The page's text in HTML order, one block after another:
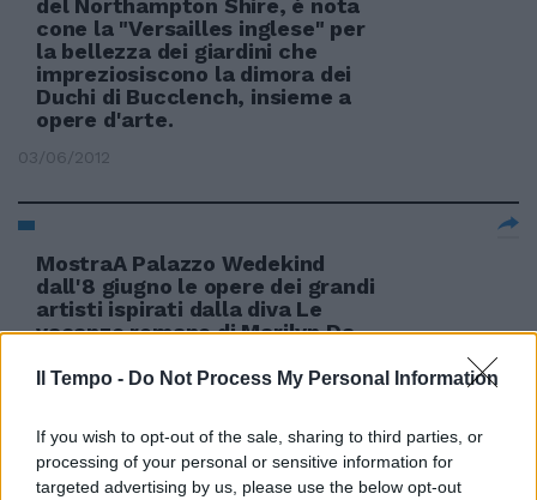
Il Tempo - Do Not Process My Personal Information
If you wish to opt-out of the sale, sharing to third parties, or
processing of your personal or sensitive information for
targeted advertising by us, please use the below opt-out
del Northampton Shire, è nota
cone la "Versailles inglese" per
la bellezza dei giardini che
impreziosiscono la dimora dei
Duchi di Bucclench, insieme a
opere d'arte.
03/06/2012
MostraA Palazzo Wedekind
dall'8 giugno le opere dei grandi
artisti ispirati dalla diva Le
vacanze romane di Marilyn Da
Seward Johnson la musa
03/06/2012